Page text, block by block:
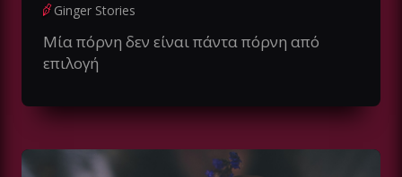
Ginger Stories
Μία πόρνη δεν είναι πάντα πόρνη από
επιλογή